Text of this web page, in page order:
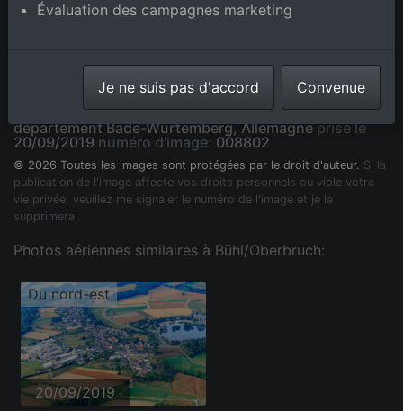
Du nord-est à le quartier Oberbruch in Bühl dans le
département Bade-Wurtemberg, Allemagneprise le
20/09/2019 numéro d'image: 008802
© 2026 Toutes les images sont protégées par le droit d'auteur. Si la
publication de l'image affecte vos droits personnels ou viole votre
vie privée, veuillez me signaler le numéro de l'image et je la
supprimerai.
Photos aériennes similaires à Bühl/Oberbruch:
Du nord-est
20/09/2019
Évaluation des campagnes marketing
Je ne suis pas d'accord Convenue